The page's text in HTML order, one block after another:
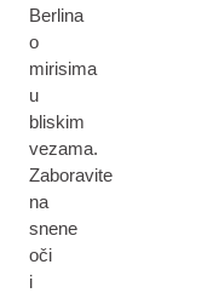
Berlina
o
mirisima
u
bliskim
vezama.
Zaboravite
na
snene
oči
i